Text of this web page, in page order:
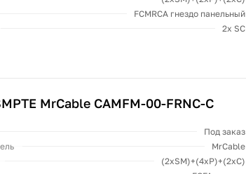
FCMRCA гнездо панельный
2x SC
MrCable CAMFM-00-FRNC-C
Под заказ
MrCable
(2хSM)+(4xP)+(2xC)